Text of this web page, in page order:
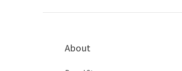
About